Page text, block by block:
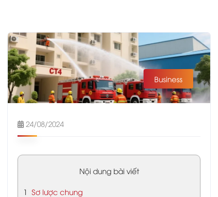
Business
24/08/2024
Nội dung bài viết
1 Sơ lược chung